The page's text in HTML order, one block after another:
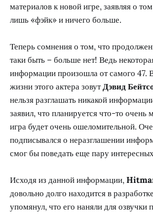
материалов к новой игре, заявляя о
лишь «фэйк» и ничего больше.
Теперь сомнения о том, что
таки быть – больше нет! Ведь
информации произошла от самого 47.
жизни этого актера зовутДэвид
нельзя разглашать никакой
заявил, что планируется что-то очень
игра будет очень ошеломительной.
подписывался о неразглашении
смог бы поведать еще пару
Исходя из данной информации,
довольно долго находится в
упомянул, что его наняли для озвучки